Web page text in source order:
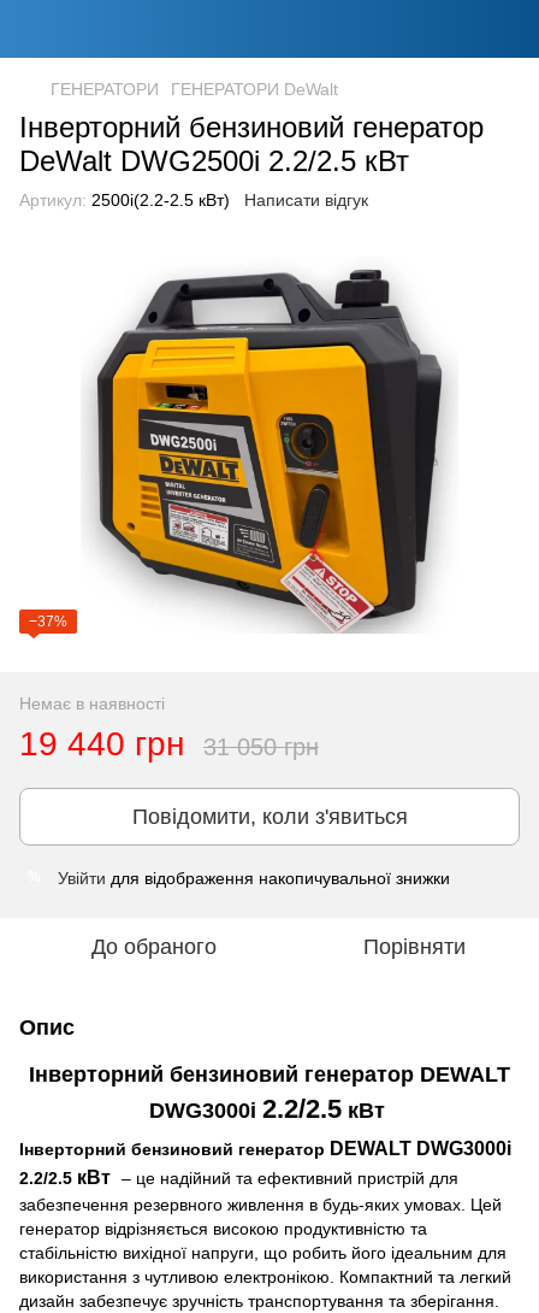
ГЕНЕРАТОРИ ГЕНЕРАТОРИ DeWalt
Інверторний бензиновий генератор
DeWalt DWG2500i 2.2/2.5 кВт
Артикул: 2500i(2.2-2.5 кВт) Написати відгук
−37%
Немає в наявності
19 440 грн 31 050 грн
Повідомити, коли з'явиться
Увійти для відображення накопичувальної знижки
До обраного Порівняти
Опис
Інверторний бензиновий генератор DEWALT
DWG3000і 2.2/2.5кВт
Інверторний бензиновий генератор DEWALT DWG3000і
2.2/2.5 кВт – це надійний та ефективний пристрій для
забезпечення резервного живлення в будь-яких умовах. Цей
генератор відрізняється високою продуктивністю та
стабільністю вихідної напруги, що робить його ідеальним для
використання з чутливою електронікою. Компактний та легкий
дизайн забезпечує зручність транспортування та зберігання.